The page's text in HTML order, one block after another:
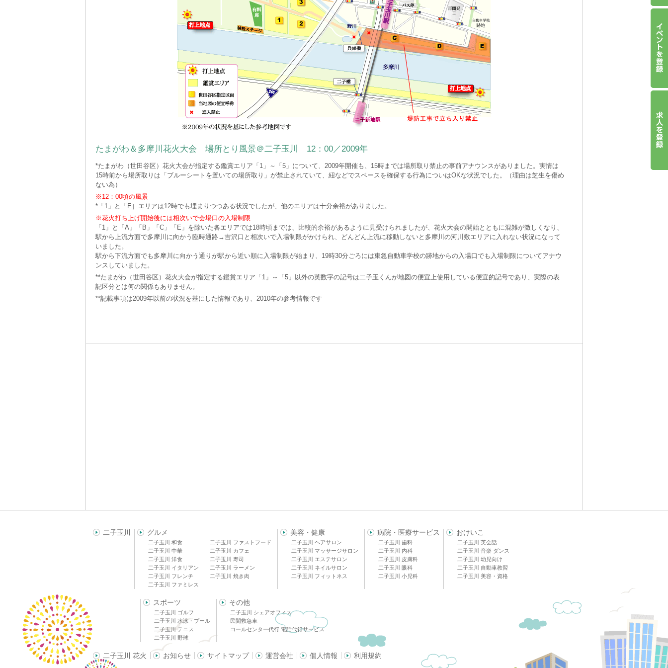
たまがわ＆多摩川花火大会 場所とり風景＠二子玉川 12：00／2009年
*たまがわ（世田谷区）花火大会が指定する鑑賞エリア「1」～「5」について、2009年開催も、15時までは場所取り禁止の事前アナウンスがありました。実情は
15時前から場所取りは「ブルーシートを置いての場所取り」が禁止されていて、紐などでスペースを確保する行為についはOKな状況でした。（理由は芝生を傷め
ない為）
※12：00頃の風景
*「1」と「E］エリアは12時でも埋まりつつある状況でしたが、他のエリアは十分余裕がありました。
※花火打ち上げ開始後には相次いで会場口の入場制限
「1」と「A」「B」「C」「E」を除いた各エリアでは18時頃までは、比較的余裕があるように見受けられましたが、花火大会の開始とともに混雑が激しくなり、
駅から上流方面で多摩川に向かう臨時通路→吉沢口と相次いで入場制限がかけられ、どんどん上流に移動しないと多摩川の河川敷エリアに入れない状況になって
いました。
駅から下流方面でも多摩川に向かう通りが駅から近い順に入場制限が始まり、19時30分ごろには東急自動車学校の跡地からの入場口でも入場制限についてアナウ
ンスしていました。
**たまがわ（世田谷区）花火大会が指定する鑑賞エリア「1」～「5」以外の英数字の記号は二子玉くんが地図の便宜上使用している便宜的記号であり、実際の表
記区分とは何の関係もありません。
**記載事項は2009年以前の状況を基にした情報であり、2010年の参考情報です
二子玉川 グルメ
二子玉川 和食
二子玉川 中華
二子玉川 洋食
二子玉川 イタリアン
二子玉川 フレンチ
二子玉川 ファミレス
二子玉川 ファストフード
二子玉川 カフェ
二子玉川 寿司
二子玉川 ラーメン
二子玉川 焼き肉
美容・健康
二子玉川 ヘアサロン
二子玉川 マッサージサロン
二子玉川 エステサロン
二子玉川 ネイルサロン
二子玉川 フィットネス
病院・医療サービス
二子玉川 歯科
二子玉川 内科
二子玉川 皮膚科
二子玉川 眼科
二子玉川 小児科
おけいこ
二子玉川 英会話
二子玉川 音楽 ダンス
二子玉川 幼児向け
二子玉川 自動車教習
二子玉川 美容・資格
スポーツ
二子玉川 ゴルフ
二子玉川 水泳・プール
二子玉川 テニス
二子玉川 野球
その他
二子玉川 シェアオフィス
民間救急車
コールセンター代行 電話代行サービス
二子玉川 花火 お知らせ サイトマップ 運営会社 個人情報 利用規約